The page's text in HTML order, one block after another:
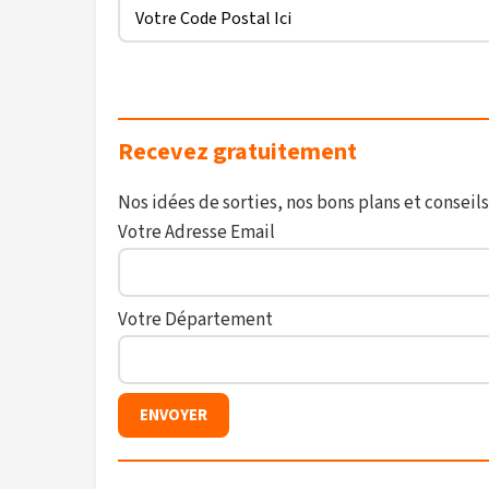
Recevez gratuitement
Nos idées de sorties, nos bons plans et
Votre Adresse Email
Votre Département